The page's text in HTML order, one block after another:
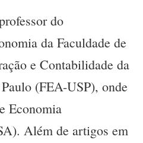
do
da Faculdade de
e Contabilidade da
(FEA-USP), onde
Economia
Além de artigos em